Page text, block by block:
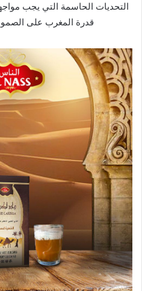
التحديات الحاسمة التي يجب
قدرة المغرب على